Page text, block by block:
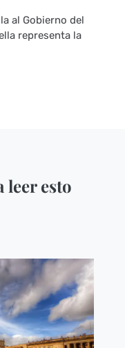
al Gobierno del
representa la
leer esto